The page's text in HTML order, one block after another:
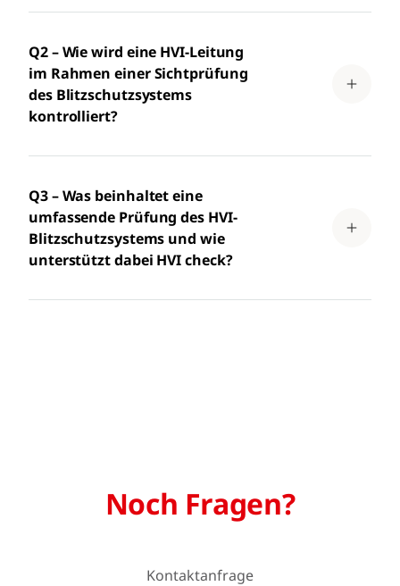
Q2 – Wie wird eine HVI-Leitung
im Rahmen einer Sichtprüfung
des Blitzschutzsystems
kontrolliert?
Q3 – Was beinhaltet eine
umfassende Prüfung des HVI-
Blitzschutzsystems und wie
unterstützt dabei HVI check?
Noch Fragen?
Kontaktanfrage